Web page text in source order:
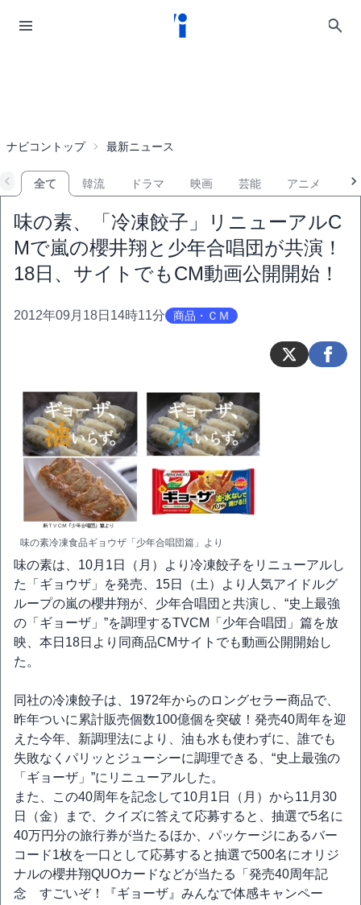
ナビコントップ 最新ニュース
全て 韓流 ドラマ 映画 芸能 アニメ
味の素、「冷凍餃子」リニューアルC
Mで嵐の櫻井翔と少年合唱団が共演！
18日、サイトでもCM動画公開開始！
2012年09月18日14時11分 商品・ＣＭ
味の素冷凍食品ギョウザ「少年合唱団篇」より
味の素は、10月1日（月）より冷凍餃子をリニューアルし
た「ギョウザ」を発売、15日（土）より人気アイドルグ
ループの嵐の櫻井翔が、少年合唱団と共演し、“史上最強
の「ギョーザ」”を調理するTVCM「少年合唱団」篇を放
映、本日18日より同商品CMサイトでも動画公開開始し
た。
同社の冷凍餃子は、1972年からのロングセラー商品で、
昨年ついに累計販売個数100億個を突破！発売40周年を迎
えた今年、新調理法により、油も水も使わずに、誰でも
失敗なくパリッとジューシーに調理できる、“史上最強の
「ギョーザ」”にリニューアルした。
また、この40周年を記念して10月1日（月）から11月30
日（金）まで、クイズに答えて応募すると、抽選で5名に
40万円分の旅行券が当たるほか、パッケージにあるバー
コード1枚を一口として応募すると抽選で500名にオリジ
ナルの櫻井翔QUOカードなどが当たる「発売40周年記
念 すごいぞ！『ギョーザ』みんなで体感キャンペー